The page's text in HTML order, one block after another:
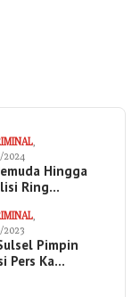
2024
Hingga
Ring…
2023
Pimpin
Pers Ka…